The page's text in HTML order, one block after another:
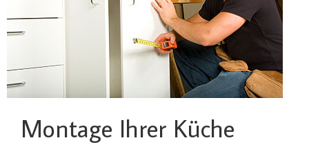
Montage Ihrer Küche